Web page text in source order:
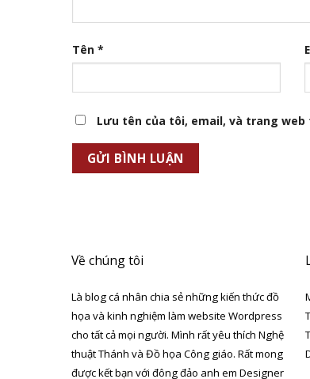
Tên *
Lưu tên của tôi, email, và trang
Về chúng tôi
Là blog cá nhân chia sẻ những kiến thức đồ
họa và kinh nghiệm làm website Wordpress
cho tất cả mọi người. Mình rất yêu thích Nghệ
thuật Thánh và Đồ họa Công giáo. Rất mong
được kết bạn với đông đảo anh em Designer